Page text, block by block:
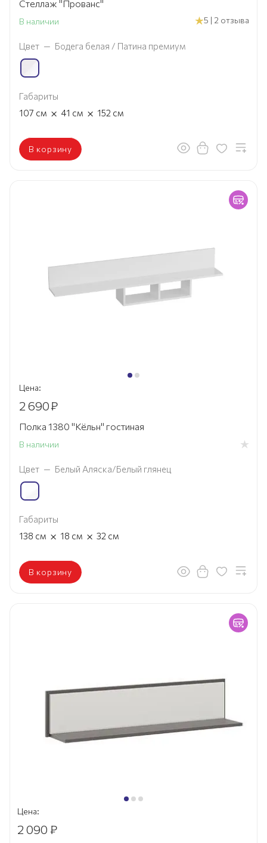
Стеллаж "Прованс"
В наличии 5 | 2 отзыва
Цвет — Бодега белая / Патина премиум
Габариты
107 см × 41 см × 152 см
В корзину
Цена:
2 690₽
Полка 1380 "Кёльн" гостиная
В наличии
Цвет — Белый Аляска/Белый глянец
Габариты
138 см × 18 см × 32 см
В корзину
Цена:
2 090 ₽